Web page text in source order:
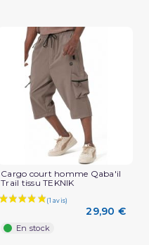
Cargo court homme Qaba'il
Trail tissu TEKNIK
29,90 €
En stock